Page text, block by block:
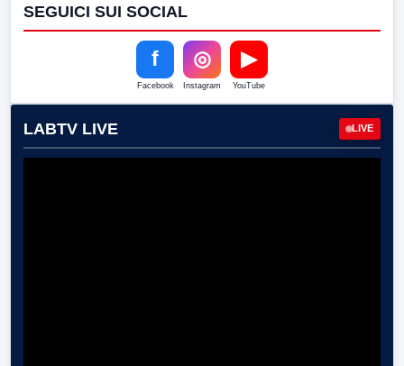
SEGUICI SUI SOCIAL
f
Facebook
◎
Instagram
▶
YouTube
LABTV LIVE LIVE